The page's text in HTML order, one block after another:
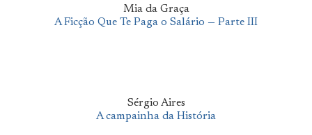
Mia da Graça
A Ficção Que Te Paga o Salário — Parte III
Sérgio Aires
A campainha da História